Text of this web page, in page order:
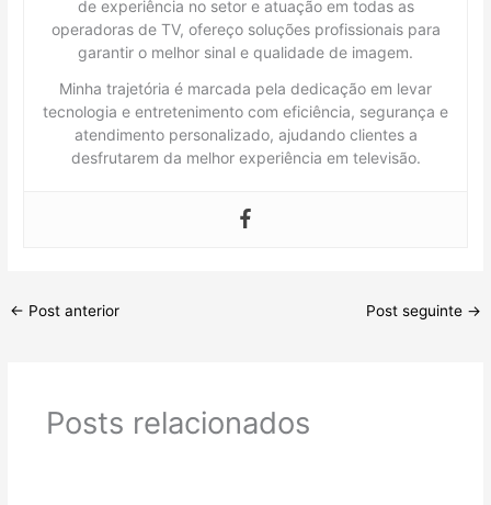
de experiência no setor e atuação em todas as
operadoras de TV, ofereço soluções profissionais para
garantir o melhor sinal e qualidade de imagem.
Minha trajetória é marcada pela dedicação em levar
tecnologia e entretenimento com eficiência, segurança e
atendimento personalizado, ajudando clientes a
desfrutarem da melhor experiência em televisão.
← Post anterior Post seguinte →
Posts relacionados